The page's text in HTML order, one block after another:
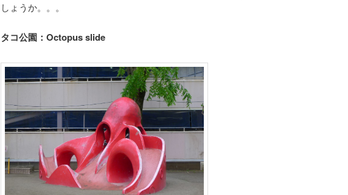
しょうか。。。
タコ公園：Octopus slide